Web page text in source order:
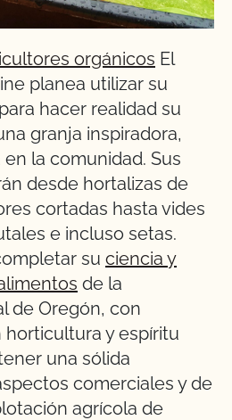
orgánicos El
planea utilizar su
hacer realidad su
granja inspiradora,
la comunidad. Sus
desde hortalizas de
cortadas hasta vides
e incluso setas.
su ciencia y
de la
de Oregón, con
y espíritu
una sólida
comerciales y de
agrícola de